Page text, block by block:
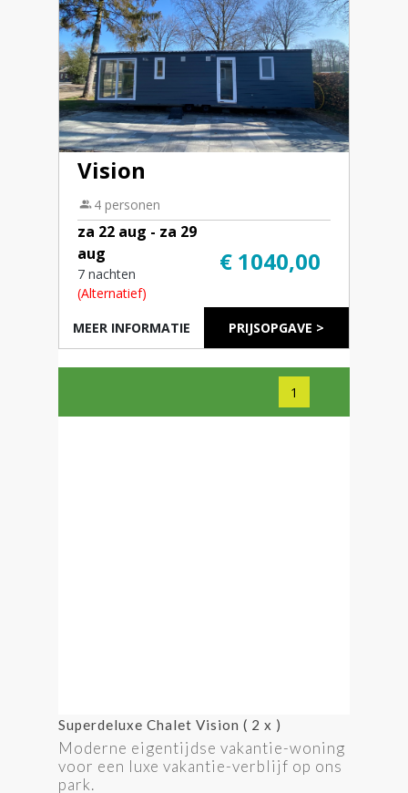
Superdeluxe Chalet Vision ( 2 x )
Moderne eigentijdse vakantie-woning
voor een luxe vakantie-verblijf op ons
park.